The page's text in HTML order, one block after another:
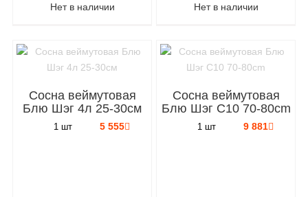
Нет в наличии Нет в наличии
Сосна веймутовая
Блю Шэг 4л 25-30см
1 шт 5 555
Сосна веймутовая
Блю Шэг C10 70-80cm
1 шт 9 881